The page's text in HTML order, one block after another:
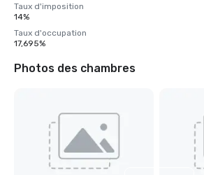
Taux d'imposition
14%
Taux d'occupation
17,695%
Photos des chambres